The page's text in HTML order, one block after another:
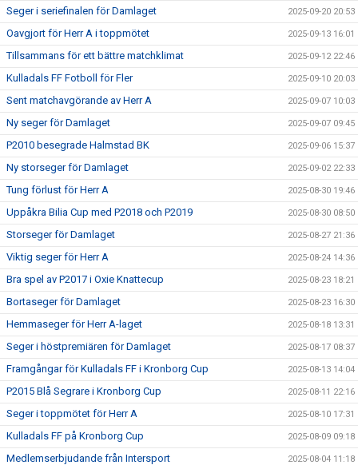
Seger i seriefinalen för Damlaget 2025-09-20 20:53
Oavgjort för Herr A i toppmötet 2025-09-13 16:01
Tillsammans för ett bättre matchklimat 2025-09-12 22:46
Kulladals FF Fotboll för Fler 2025-09-10 20:03
Sent matchavgörande av Herr A 2025-09-07 10:03
Ny seger för Damlaget 2025-09-07 09:45
P2010 besegrade Halmstad BK 2025-09-06 15:37
Ny storseger för Damlaget 2025-09-02 22:33
Tung förlust för Herr A 2025-08-30 19:46
Uppåkra Bilia Cup med P2018 och P2019 2025-08-30 08:50
Storseger för Damlaget 2025-08-27 21:36
Viktig seger för Herr A 2025-08-24 14:36
Bra spel av P2017 i Oxie Knattecup 2025-08-23 18:21
Bortaseger för Damlaget 2025-08-23 16:30
Hemmaseger för Herr A-laget 2025-08-18 13:31
Seger i höstpremiären för Damlaget 2025-08-17 08:37
Framgångar för Kulladals FF i Kronborg Cup 2025-08-13 14:04
P2015 Blå Segrare i Kronborg Cup 2025-08-11 22:16
Seger i toppmötet för Herr A 2025-08-10 17:31
Kulladals FF på Kronborg Cup 2025-08-09 09:18
Medlemserbjudande från Intersport 2025-08-04 11:18